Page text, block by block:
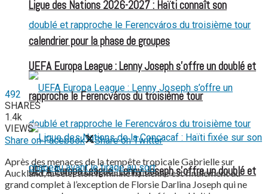
Ligue des Nations 2026-2027 : Haïti connaît son
calendrier pour la phase de groupes
UEFA Europa League : Lenny Joseph s’offre un doublé et
UEFA Europa League : Lenny Joseph s’offre un doublé et
rapproche le Ferencváros du troisième tour
492
SHARES
1.4k
VIEWS
Share on Facebook
Share on Twitter
Après des menaces de la tempête tropicale Gabrielle sur
Auckland, la sélection féminine haïtienne est finalement au
grand complet à l’exception de Florsie Darlina Joseph qui ne